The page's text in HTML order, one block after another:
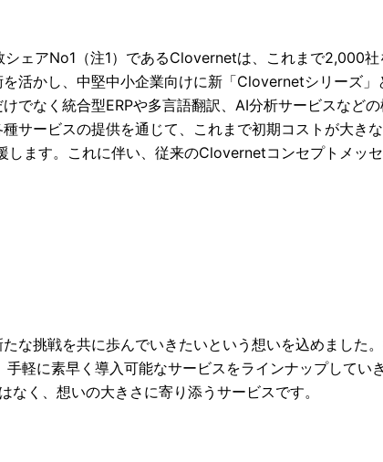
ェアNo1（注1）であるClovernetは、これまで2,000
活かし、中堅中小企業向けに新「Clovernetシリーズ」
でなく統合型ERPや多言語翻訳、AI分析サービスなど
サービスの提供を通じて、これまで初期コストが大き
します。これに伴い、従来のClovernetコンセプトメッ
な挑戦を共に歩んでいきたいという想いを込めました
軽に素早く導入可能なサービスをラインナップしていき
く、想いの大きさに寄り添うサービスです。